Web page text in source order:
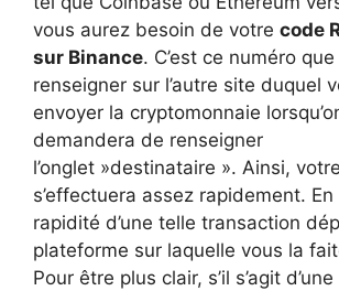
vous aurez besoin de votre code
sur Binance. C’est ce numéro
renseigner sur l’autre site duquel
envoyer la cryptomonnaie
demandera de renseigner
l’onglet »destinataire ». Ainsi,
s’effectuera assez rapidement.
rapidité d’une telle transaction
plateforme sur laquelle vous la
Pour être plus clair, s’il s’agit